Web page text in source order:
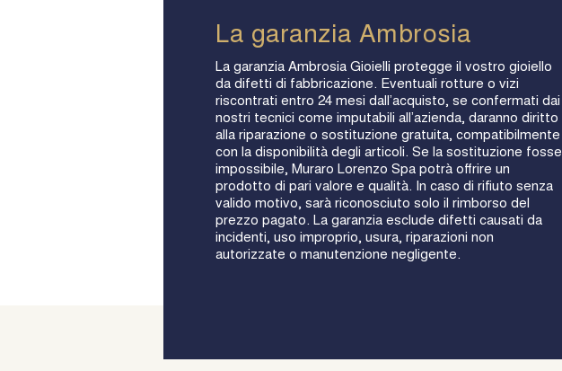
La garanzia Ambrosia
La garanzia Ambrosia Gioielli protegge il vostro gioiello
da difetti di fabbricazione. Eventuali rotture o vizi
riscontrati entro 24 mesi dall’acquisto, se confermati dai
nostri tecnici come imputabili all’azienda, daranno diritto
alla riparazione o sostituzione gratuita, compatibilmente
con la disponibilità degli articoli. Se la sostituzione fosse
impossibile, Muraro Lorenzo Spa potrà offrire un
prodotto di pari valore e qualità. In caso di rifiuto senza
valido motivo, sarà riconosciuto solo il rimborso del
prezzo pagato. La garanzia esclude difetti causati da
incidenti, uso improprio, usura, riparazioni non
autorizzate o manutenzione negligente.